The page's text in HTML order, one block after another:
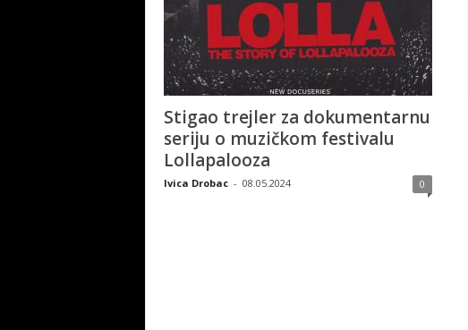
Stigao trejler za dokumentarnu
seriju o muzičkom festivalu
Lollapalooza
Ivica Drobac - 08.05.2024 0